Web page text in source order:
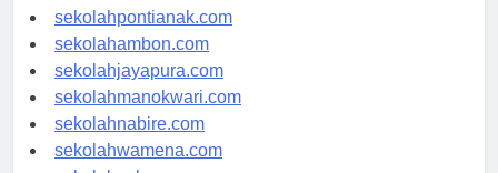
sekolahbanjarbaru.com
sekolahpontianak.com
sekolahambon.com
sekolahjayapura.com
sekolahmanokwari.com
sekolahnabire.com